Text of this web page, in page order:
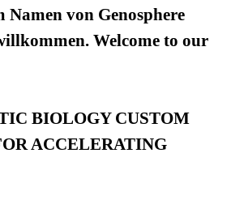
Namen von Genosphere
Welcome to our
BIOLOGY CUSTOM
ACCELERATING